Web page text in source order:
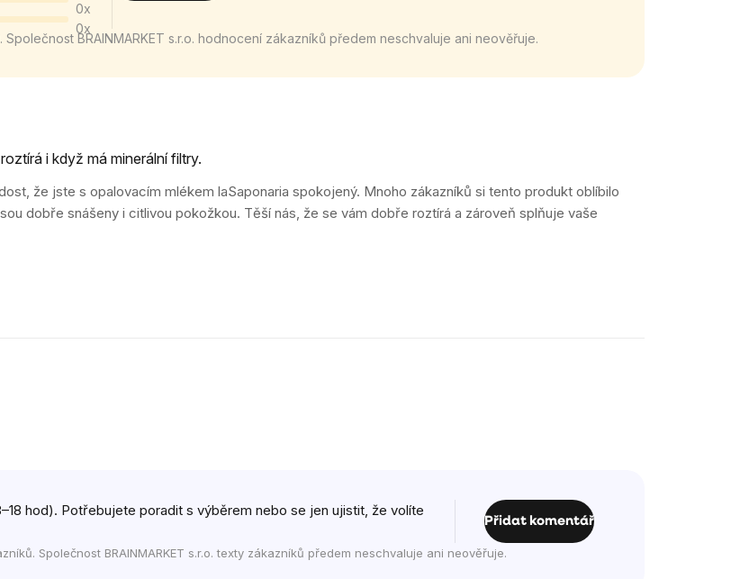
0x
0x
BRAINMARKET s.r.o. hodnocení zákazníků předem neschvaluje ani neověřuje.
i když má minerální filtry.
že jste s opalovacím mlékem laSaponaria spokojený. Mnoho zákazníků si tento produkt oblíbilo
dobře snášeny i citlivou pokožkou. Těší nás, že se vám dobře roztírá a zároveň splňuje vaše
hod). Potřebujete poradit s výběrem nebo se jen ujistit, že volíte
Přidat komentář
Společnost BRAINMARKET s.r.o. texty zákazníků předem neschvaluje ani neověřuje.